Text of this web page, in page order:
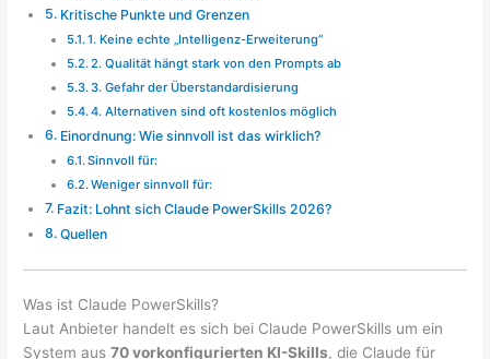
Kritische Punkte und Grenzen
1. Keine echte „Intelligenz-Erweiterung“
2. Qualität hängt stark von den Prompts ab
3. Gefahr der Überstandardisierung
4. Alternativen sind oft kostenlos möglich
Einordnung: Wie sinnvoll ist das wirklich?
Sinnvoll für:
Weniger sinnvoll für:
Fazit: Lohnt sich Claude PowerSkills 2026?
Quellen
Was ist Claude PowerSkills?
Laut Anbieter handelt es sich bei Claude PowerSkills um ein
System aus70 vorkonfigurierten KI-Skills, die Claude für